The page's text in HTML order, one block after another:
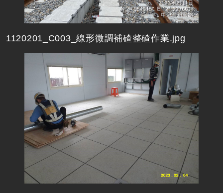
1120201_C003_線形微調補碴整碴作業.jpg